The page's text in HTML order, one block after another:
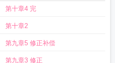
幸福歌曲视频
歌曲 幸福
第十章4 完
第十章2
第九章5 修正补偿
第九章3 修正